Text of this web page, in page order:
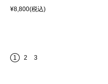
¥8,800(税込)
1 2 3